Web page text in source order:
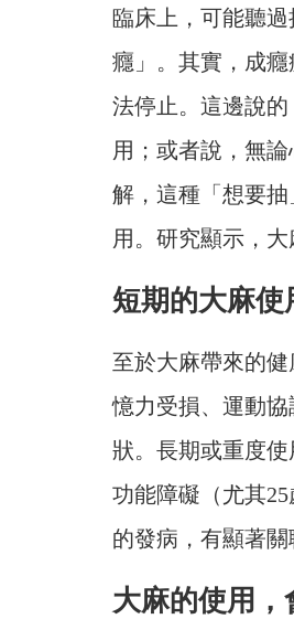
臨床上，可能聽
癮」。其實，成
法停止。這邊說
用；或者說，無
解，這種「想要
用。研究顯示，大
短期的大麻使
至於大麻帶來的
憶力受損、運動
狀。長期或重度
功能障礙（尤其
的發病，有顯著關
大麻的使用